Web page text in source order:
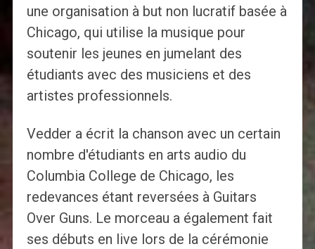
une organisation à but non lucratif basée à
Chicago, qui utilise la musique pour
soutenir les jeunes en jumelant des
étudiants avec des musiciens et des
artistes professionnels.
Vedder a écrit la chanson avec un certain
nombre d'étudiants en arts audio du
Columbia College de Chicago, les
redevances étant reversées à Guitars
Over Guns. Le morceau a également fait
ses débuts en live lors de la cérémonie